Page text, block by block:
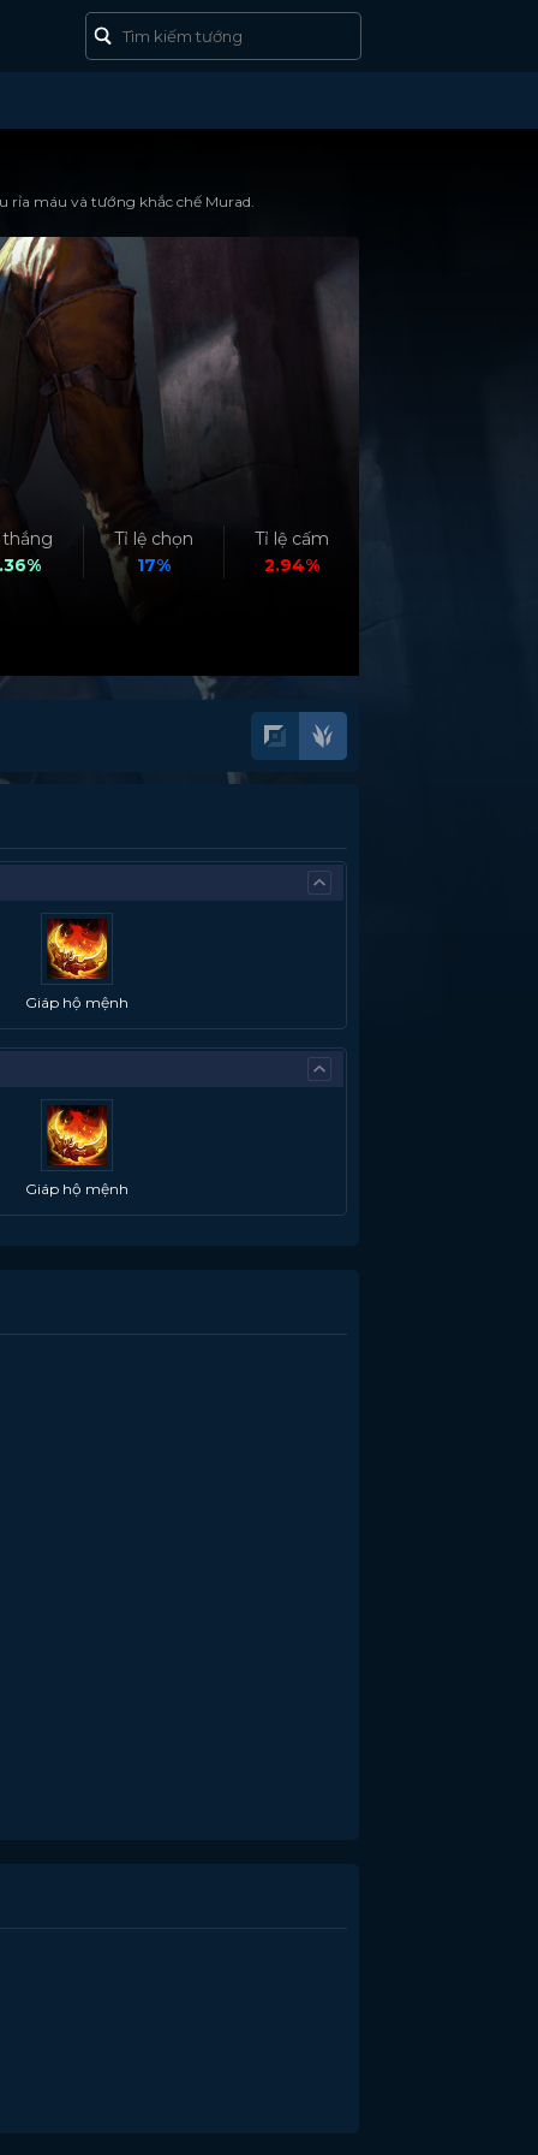
rỉa máu và tướng khắc chế Murad.
thắng
Tỉ lệ chọn
17%
Tỉ lệ cấm
2.94%
Giáp hộ mệnh
Giáp hộ mệnh